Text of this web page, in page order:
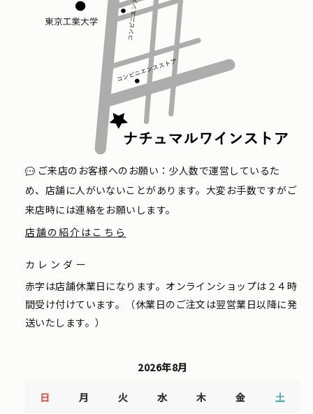
ご来店のお客様へのお願い：少人数で運営しているた
め、店舗に人がいないことがあります。大変お手数ですがご
来店時には連絡をお願いします。
店舗の紹介はこちら
カレンダー
赤字は店舗休業日になります。オンラインショップは２４時
間受け付けています。（休業日のご注文は翌営業日以降に発
送いたします。）
2026年8月
日 月 火 水 木 金 土